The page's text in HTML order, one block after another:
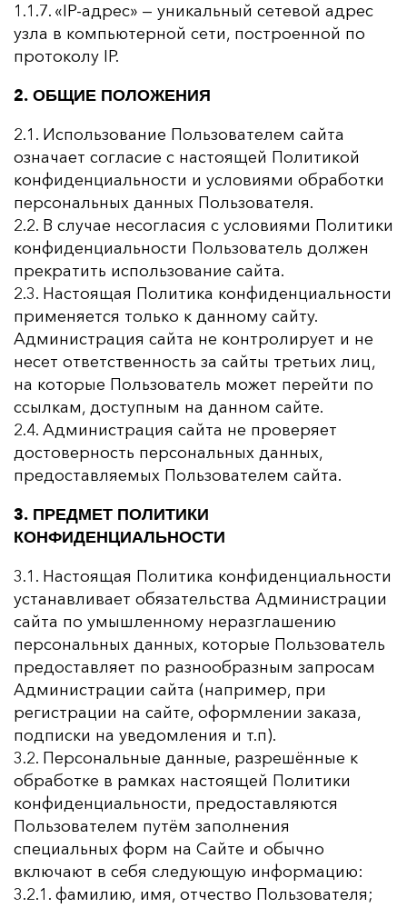
1.1.7. «IP-адрес» — уникальный сетевой адрес
узла в компьютерной сети, построенной по
протоколу IP.
2. ОБЩИЕ ПОЛОЖЕНИЯ
2.1. Использование Пользователем сайта
означает согласие с настоящей Политикой
конфиденциальности и условиями обработки
персональных данных Пользователя.
2.2. В случае несогласия с условиями Политики
конфиденциальности Пользователь должен
прекратить использование сайта.
2.3. Настоящая Политика конфиденциальности
применяется только к данному сайту.
Администрация сайта не контролирует и не
несет ответственность за сайты третьих лиц,
на которые Пользователь может перейти по
ссылкам, доступным на данном сайте.
2.4. Администрация сайта не проверяет
достоверность персональных данных,
предоставляемых Пользователем сайта.
3. ПРЕДМЕТ ПОЛИТИКИ
КОНФИДЕНЦИАЛЬНОСТИ
3.1. Настоящая Политика конфиденциальности
устанавливает обязательства Администрации
сайта по умышленному неразглашению
персональных данных, которые Пользователь
предоставляет по разнообразным запросам
Администрации сайта (например, при
регистрации на сайте, оформлении заказа,
подписки на уведомления и т.п).
3.2. Персональные данные, разрешённые к
обработке в рамках настоящей Политики
конфиденциальности, предоставляются
Пользователем путём заполнения
специальных форм на Сайте и обычно
включают в себя следующую информацию:
3.2.1. фамилию, имя, отчество Пользователя;